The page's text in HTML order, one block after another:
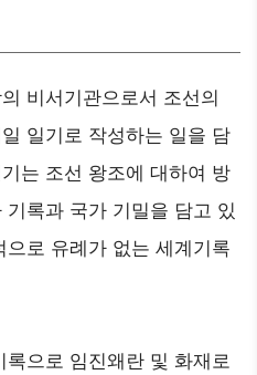
비서기관으로서 조선의
일기로 작성하는 일을 담
는 조선 왕조에 대하여 방
록과 국가 기밀을 담고 있
로 유례가 없는 세계기록
으로 임진왜란 및 화재로